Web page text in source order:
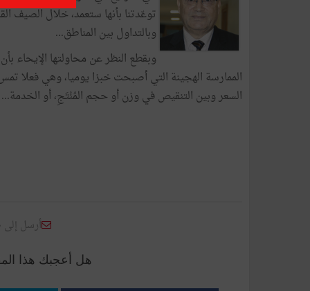
توعّدتنا بأنها ستعمد، خلال الصيف
وبالتداول بين المناطق...
وبقطع النظر عن محاولتها الإيحاء
الممارسة الهجينة التي أصبحت خبزا يوميا، وهي فعلا
السعر وبين التنقيص في وزن أو حجم المُنْتَجِ، أو
أرسل
هل أعجبك هذا